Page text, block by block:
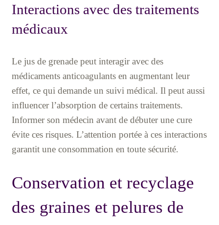
Interactions avec des traitements
médicaux
Le jus de grenade peut interagir avec des
médicaments anticoagulants en augmentant leur
effet, ce qui demande un suivi médical. Il peut aussi
influencer l’absorption de certains traitements.
Informer son médecin avant de débuter une cure
évite ces risques. L’attention portée à ces interactions
garantit une consommation en toute sécurité.
Conservation et recyclage
des graines et pelures de